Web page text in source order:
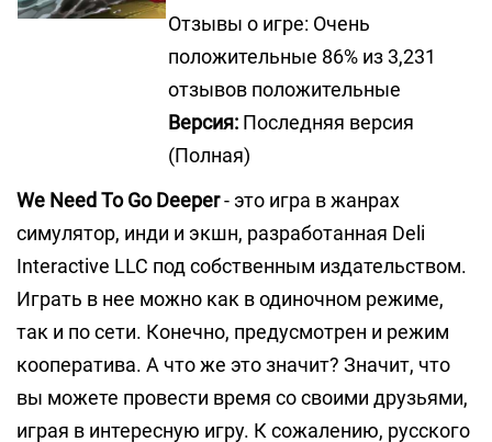
Отзывы о игре: Очень
положительные 86% из 3,231
отзывов положительные
Версия: Последняя версия
(Полная)
We Need To Go Deeper- это игра в жанрах
симулятор, инди и экшн, разработанная Deli
Interactive LLC под собственным издательством.
Играть в нее можно как в одиночном режиме,
так и по сети. Конечно, предусмотрен и режим
кооператива. А что же это значит? Значит, что
вы можете провести время со своими друзьями,
играя в интересную игру. К сожалению, русского